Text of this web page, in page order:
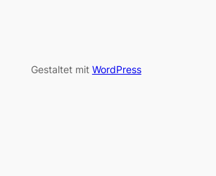
Gestaltet mit WordPress